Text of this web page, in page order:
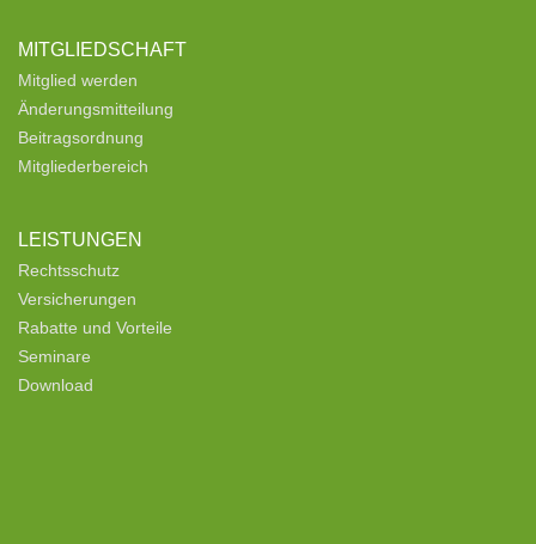
MITGLIEDSCHAFT
Mitglied werden
Änderungsmitteilung
Beitragsordnung
Mitgliederbereich
LEISTUNGEN
Rechtsschutz
Versicherungen
Rabatte und Vorteile
Seminare
Download